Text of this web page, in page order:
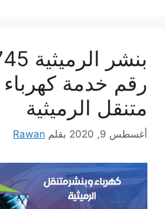
بنشر
رقم خدمة كهرباء
متنقل الرميثية
أغسطس 9, 2020 بقلم Rawan